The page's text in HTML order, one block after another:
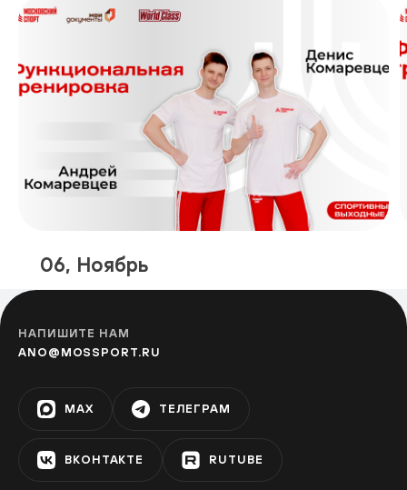
06, Ноябрь
НАПИШИТЕ НАМ
ANO@MOSSPORT.RU
MAX ТЕЛЕГРАМ
ВКОНТАКТЕ RUTUBE